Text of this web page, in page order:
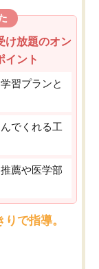
け放題のオン
イント
習プランと
でくれる工
薦や医学部
で指導。